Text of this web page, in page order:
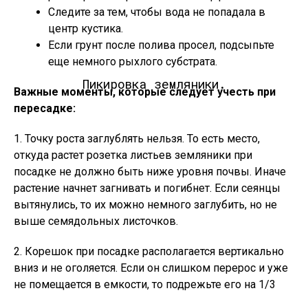
Следите за тем, чтобы вода не попадала в
центр кустика.
Если грунт после полива просел, подсыпьте
еще немного рыхлого субстрата.
Пикировка земляники.
Важные моменты, которые следует учесть при
пересадке:
1. Точку роста заглублять нельзя. То есть место,
откуда растет розетка листьев земляники при
посадке не должно быть ниже уровня почвы. Иначе
растение начнет загнивать и погибнет. Если сеянцы
вытянулись, то их можно немного заглубить, но не
выше семядольных листочков.
2. Корешок при посадке располагается вертикально
вниз и не оголяется. Если он слишком перерос и уже
не помещается в емкости, то подрежьте его на 1/3